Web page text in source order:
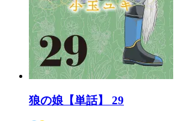
狼の娘【単話】 29